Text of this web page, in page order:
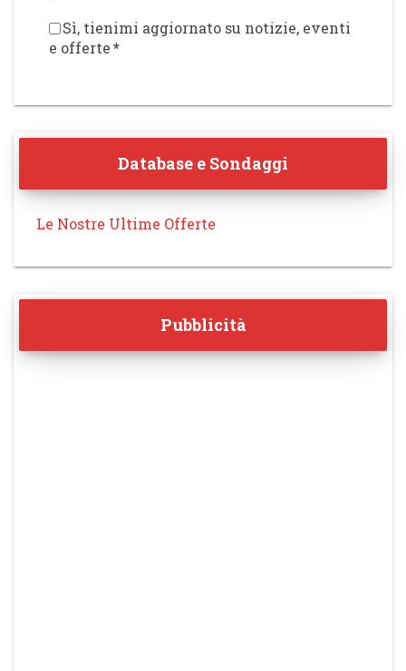
Sì, tienimi aggiornato su notizie, eventi
e offerte*
Database e Sondaggi
Le Nostre Ultime Offerte
Pubblicità